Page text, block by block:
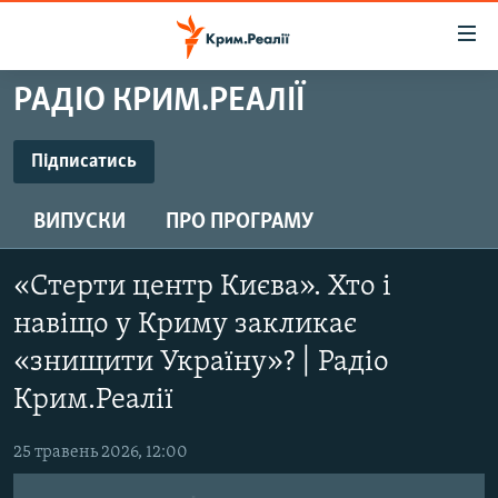
Перейти
до
основного
матеріалу
основної
навігації
Перейти
до
пошуку
НОВИНИ
ВОДА.КРИМ
БЛОГИ
ПОГЛЯД
ІНТЕРВ'Ю
ВСЕ ЗА ДЕНЬ
ДЕПОРТАЦІЯ
ЯК ОБІЙТИ БЛОКУВАННЯ
РАДІО КРИМ.РЕАЛІЇ
Підписатись
ВИПУСКИ ПРО ПРОГРАМУ
«Стерти центр Києва». Хто і
навіщо у Криму закликає
«знищити Україну»? | Радіо
Крим.Реалії
25 травень 2026, 12:00